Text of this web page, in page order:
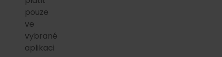
pouze
ve
vybrané
aplikaci